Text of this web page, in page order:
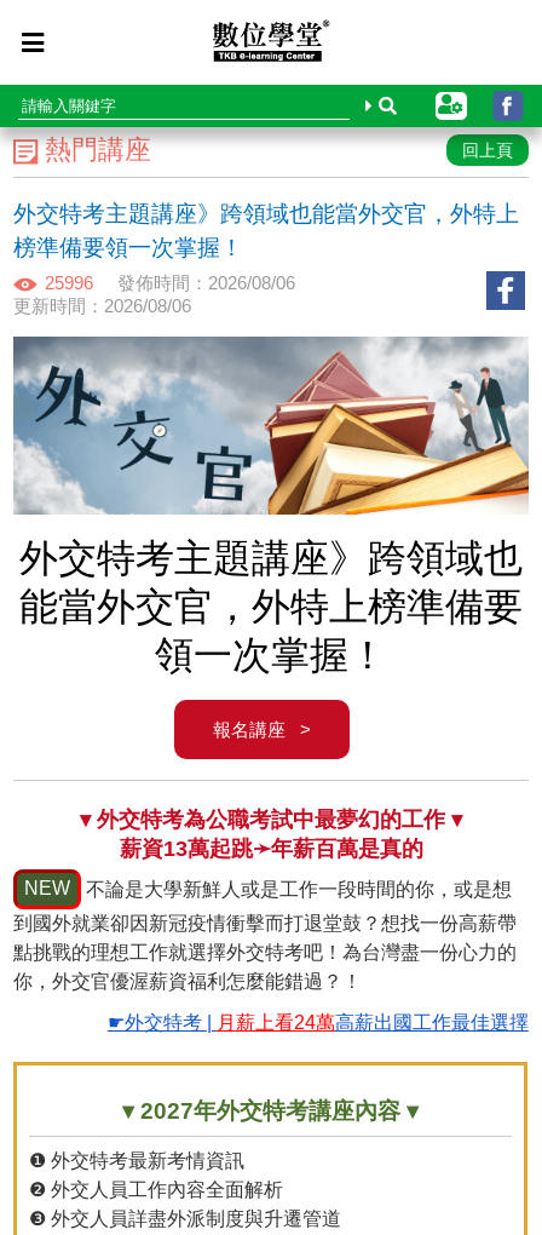
熱門講座 回上頁
外交特考主題講座》跨領域也能當外交官，外特上
榜準備要領一次掌握！
25996
發佈時間：2026/08/06
更新時間：2026/08/06
外交特考主題講座》跨領域也
能當外交官，外特上榜準備要
領一次掌握！
報名講座 >
▾ 外交特考為公職考試中最夢幻的工作 ▾
薪資13萬起跳➛年薪百萬是真的
NEW
不論是大學新鮮人或是工作一段時間的你，或是想
到國外就業卻因新冠疫情衝擊而打退堂鼓？想找一份高薪帶
點挑戰的理想工作就選擇外交特考吧！為台灣盡一份心力的
你，外交官優渥薪資福利怎麼能錯過？！
☛外交特考 |
月薪上看24萬高薪出國工作最佳選擇
▾ 2027年外交特考講座內容 ▾
❶ 外交特考最新考情資訊
❷ 外交人員工作內容全面解析
❸ 外交人員詳盡外派制度與升遷管道